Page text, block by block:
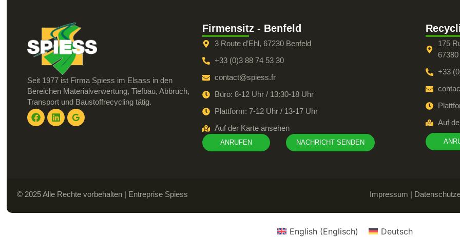
Seit 1977 ist Firma Spiess im Elsass in den
Bereichen Materialverwertung, Tiefbau, Abbruch,
Transport und Baustoffrecycling tätig.
Firmensitz - Benfeld
3 Route d’Ehl, 67230 Benfeld
+33 (0)3 88 74 53 30
contact@spiess.fr
Büro: 8-12 Uhr / 13:30-18 Uhr
Plattform: 7-12 Uhr / 13-17 Uhr
Auf der Karte ansehen
ANRUFEN NACHRICHT SENDEN
175
+33
Auf
© 2025 Alle Rechte vorbehalten | Entreprise Spiess Impressum |
English (Englisch) Deutsch